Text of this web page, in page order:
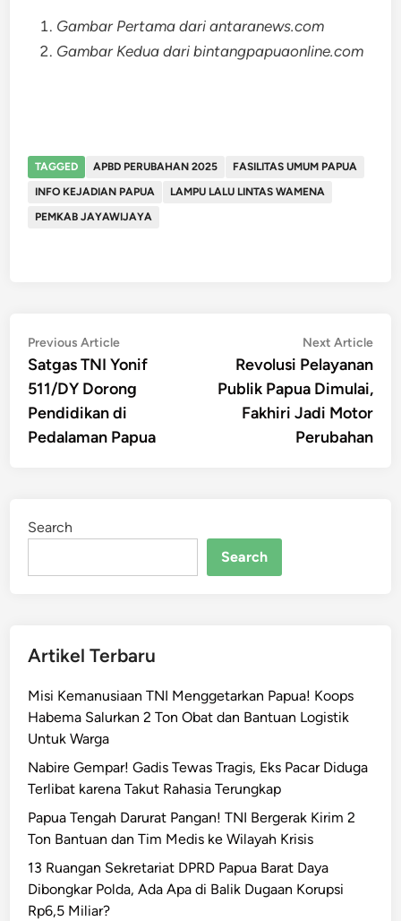
Gambar Pertama dari antaranews.com
Gambar Kedua dari bintangpapuaonline.com
TAGGED APBD PERUBAHAN 2025
FASILITAS UMUM PAPUA
INFO KEJADIAN PAPUA
LAMPU LALU LINTAS WAMENA
PEMKAB JAYAWIJAYA
Post
navigation
Previous ArticlePrevious
article:
Satgas TNI Yonif
511/DY Dorong
Pendidikan di
Pedalaman Papua
Next Article
Revolusi Pelayanan
Publik Papua Dimulai,
Fakhiri Jadi Motor
Perubahan
Search
Search
Artikel Terbaru
Misi Kemanusiaan TNI Menggetarkan Papua! Koops
Habema Salurkan 2 Ton Obat dan Bantuan Logistik
Untuk Warga
Nabire Gempar! Gadis Tewas Tragis, Eks Pacar Diduga
Terlibat karena Takut Rahasia Terungkap
Papua Tengah Darurat Pangan! TNI Bergerak Kirim 2
Ton Bantuan dan Tim Medis ke Wilayah Krisis
13 Ruangan Sekretariat DPRD Papua Barat Daya
Dibongkar Polda, Ada Apa di Balik Dugaan Korupsi
Rp6,5 Miliar?